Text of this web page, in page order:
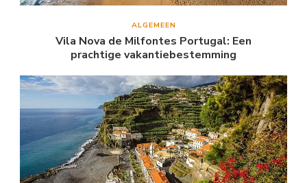
ALGEMEEN
Vila Nova de Milfontes Portugal: Een
prachtige vakantiebestemming